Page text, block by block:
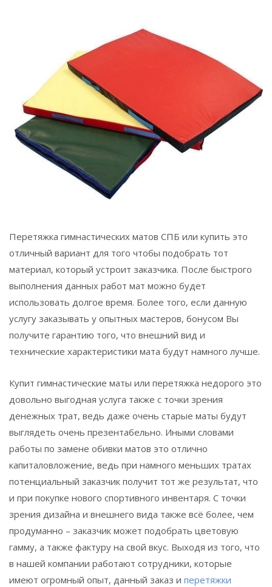
Перетяжка гимнастических матов СПБ или купить это
отличный вариант для того чтобы подобрать тот
материал, который устроит заказчика. После быстрого
выполнения данных работ мат можно будет
использовать долгое время. Более того, если данную
услугу заказывать у опытных мастеров, бонусом Вы
получите гарантию того, что внешний вид и
технические характеристики мата будут намного лучше.
Купит гимнастические маты или перетяжка недорого это
довольно выгодная услуга также с точки зрения
денежных трат, ведь даже очень старые маты будут
выглядеть очень презентабельно. Иными словами
работы по замене обивки матов это отлично
капиталовложение, ведь при намного меньших тратах
потенциальный заказчик получит тот же результат, что
и при покупке нового спортивного инвентаря. С точки
зрения дизайна и внешнего вида также всё более, чем
продуманно – заказчик может подобрать цветовую
гамму, а также фактуру на свой вкус. Выходя из того, что
в нашей компании работают сотрудники, которые
имеют огромный опыт, данный заказ и перетяжки